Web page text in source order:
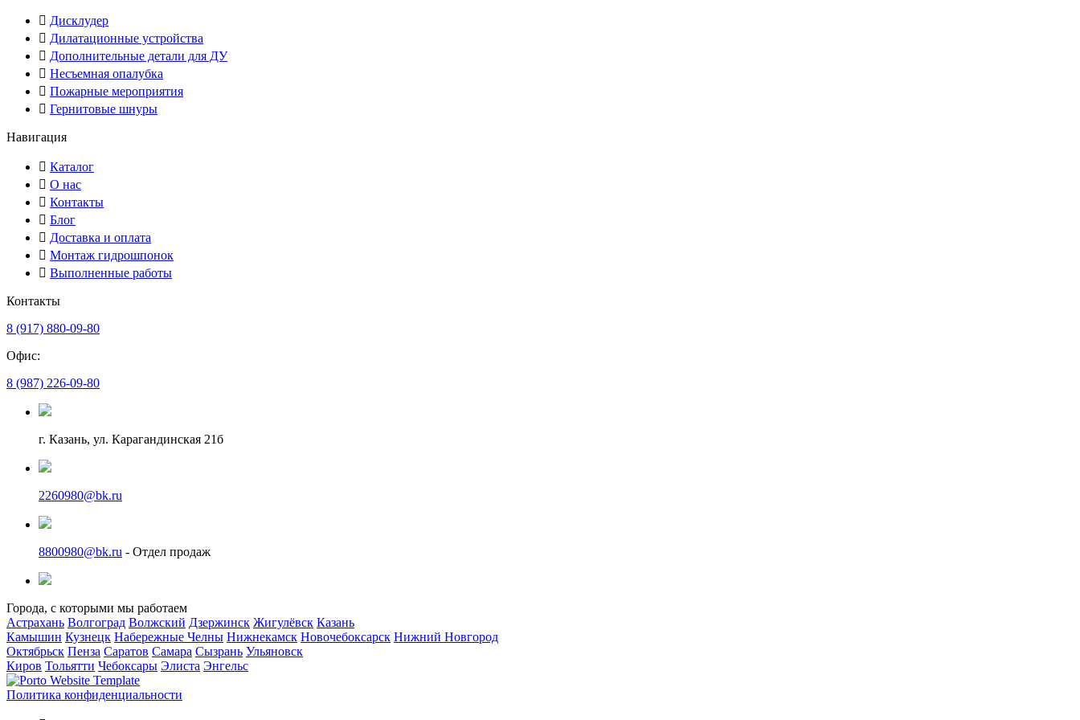
Дисклудер
Дилатационные устройства
Дополнительные детали для ДУ
Несъемная опалубка
Пожарные мероприятия
Гернитовые шнуры
Навигация
Каталог
О нас
Контакты
Блог
Доставка и оплата
Монтаж гидрошпонок
Выполненные работы
Контакты
8 (917) 880-09-80
Офис:
8 (987) 226-09-80
г. Казань, ул. Карагандинская 21б
2260980@bk.ru
8800980@bk.ru - Отдел продаж
Города, с которыми мы работаем
Астрахань Волгоград Волжский Дзержинск Жигулёвск Казань
Камышин Кузнецк Набережные Челны Нижнекамск Новочебоксарск Нижний Новгород
Октябрьск Пенза Саратов Самара Сызрань Ульяновск
Киров Тольятти Чебоксары Элиста Энгельс
Политика конфиденциальности